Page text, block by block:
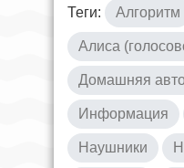
Теги: Алгоритм
Алиса
Домашняя
Информация
Наушники